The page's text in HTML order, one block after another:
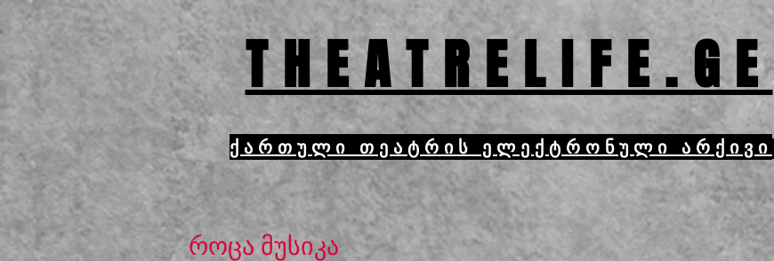
THEATRELIFE.GE
ქართული თეატრის ელექტრონული არქივი
როცა მუსიკა